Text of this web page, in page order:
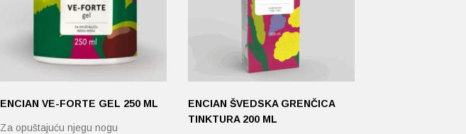
ENCIAN VE-FORTE GEL 250 ML
Za opuštajuću njegu nogu
ENCIAN ŠVEDSKA GRENČICA
TINKTURA 200 ML